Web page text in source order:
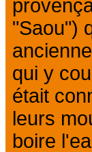
"Saou")
qui y
était
leurs
boire